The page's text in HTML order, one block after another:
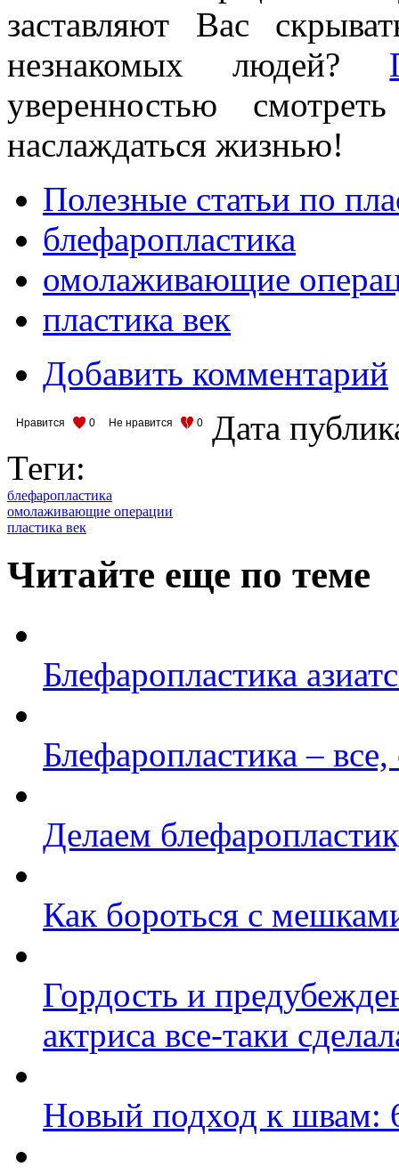
заставляют Вас
незнакомых людей?
уверенностью
наслаждаться жизнью!
Полезные статьи по
блефаропластика
омолаживающие
пластика век
Добавить комментарий
Нравится 0 Не нравится 0
Дата
Теги:
блефаропластика
омолаживающие операции
пластика век
Читайте еще по теме
Блефаропластика
Блефаропластика –
Делаем
Как бороться с
Гордость и
актриса все-таки
Новый подход к швам: